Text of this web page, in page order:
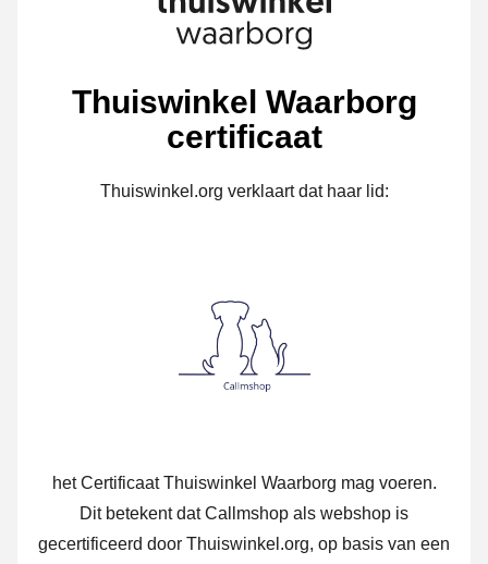
Thuiswinkel Waarborg
certificaat
Thuiswinkel.org verklaart dat haar lid:
het Certificaat Thuiswinkel Waarborg mag voeren.
Dit betekent dat Callmshop als webshop is
gecertificeerd door Thuiswinkel.org, op basis van een